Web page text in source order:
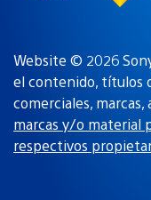
Website © 2026
el contenido, títulos
comerciales,
marcas y/o material
respectivos